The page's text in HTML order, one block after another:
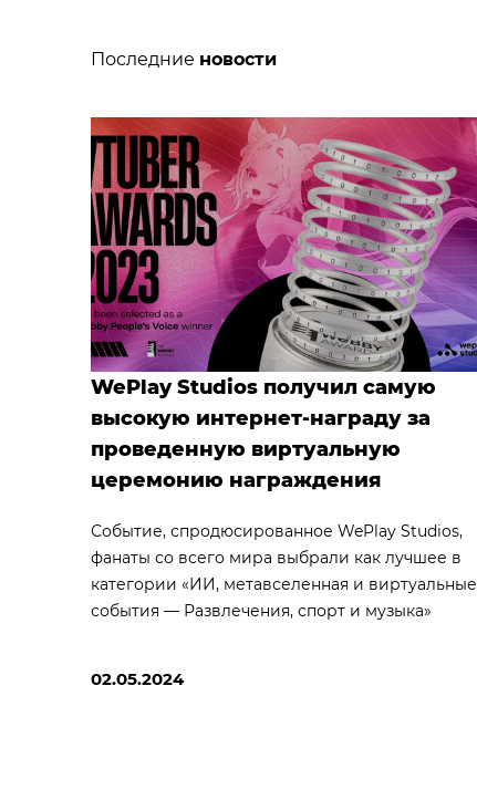
Последние новости
WePlay Studios получил самую
высокую интернет-награду за
проведенную виртуальную
церемонию награждения
Событие, спродюсированное WePlay Studios,
фанаты со всего мира выбрали как лучшее в
категории «ИИ, метавселенная и виртуальные
события — Развлечения, спорт и музыка»
02.05.2024